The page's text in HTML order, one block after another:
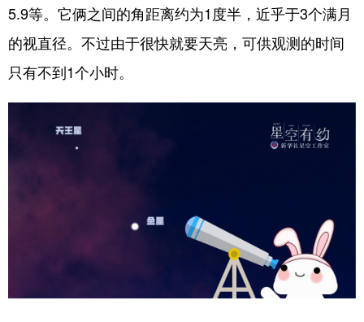
5.9等。它俩之间的角距离约为1度半，近乎于3个满月
的视直径。不过由于很快就要天亮，可供观测的时间
只有不到1个小时。